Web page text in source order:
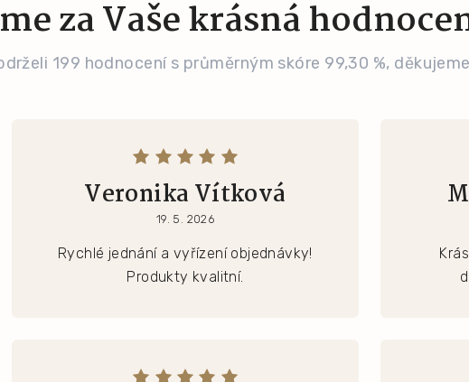
za Vaše krásná
199 hodnocení s průměrným skóre 99,30 %,
Veronika Vítková
19. 5. 2026
Rychlé jednání a vyřízení objednávky!
Produkty kvalitní.